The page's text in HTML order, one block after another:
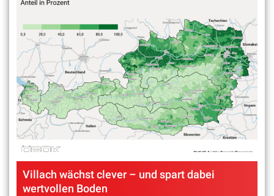
Villach wächst clever – und spart dabei
wertvollen Boden